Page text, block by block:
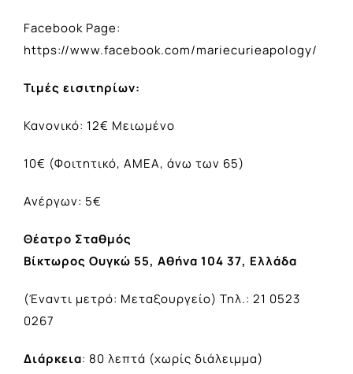
Facebook Page:
https://www.facebook.com/mariecurieapology/
Τιμές εισιτηρίων:
Κανονικό: 12€ Μειωμένο
10€ (Φοιτητικό, ΑΜΕΑ, άνω των 65)
Ανέργων: 5€
Θέατρο Σταθμός
Βίκτωρος Ουγκώ 55, Αθήνα 104 37, Ελλάδα
(Έναντι μετρό: Μεταξουργείο)​ Τηλ.: 21 0523
0267
Διάρκεια: 80 λεπτά (χωρίς διάλειμμα)